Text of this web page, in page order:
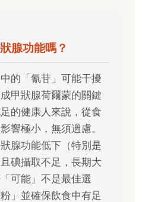
腺功能嗎？
的「氰苷」可能干擾
甲狀腺荷爾蒙的關鍵
的健康人來說，從食
響極小，無須過慮。
腺功能低下（特別是
碘攝取不足，長期大
可能」不是最佳選
」並確保飲食中有足